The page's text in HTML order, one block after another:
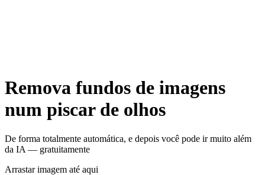
Remova fundos de imagens
num piscar de olhos
De forma totalmente automática, e depois você pode ir muito além
da IA — gratuitamente
Arrastar imagem até aqui